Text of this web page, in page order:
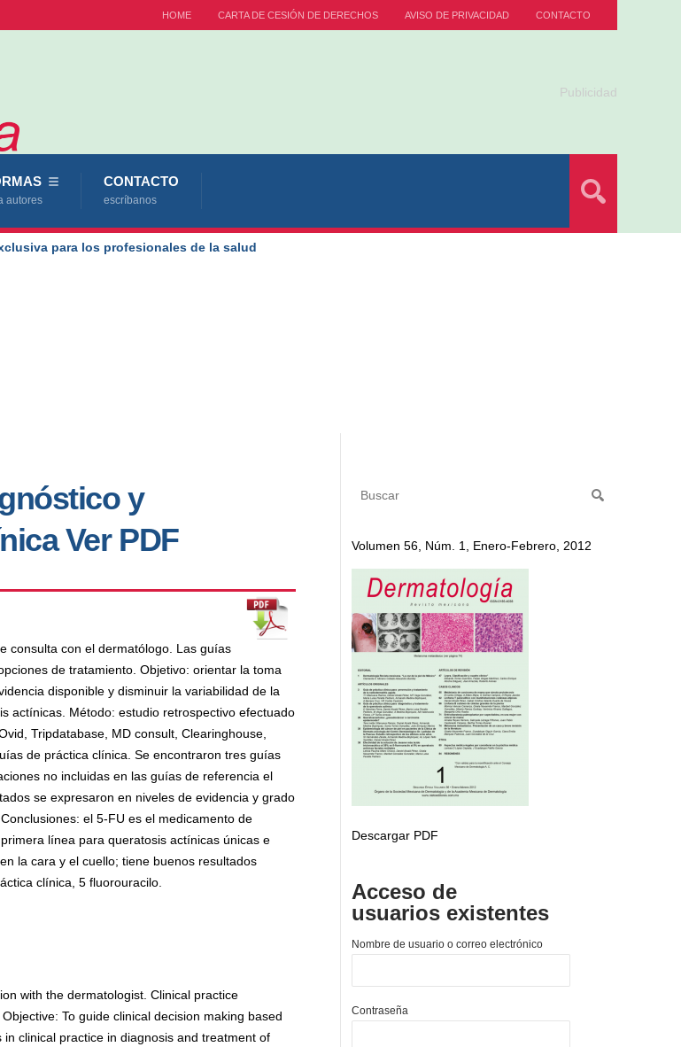
HOME CARTA DE CESIÓN DE DERECHOS AVISO DE PRIVACIDAD CONTACTO
Publicidad
autores
CONTACTO
escríbanos
para los profesionales de la salud
y
Ver PDF
consulta con el dermatólogo. Las guías
de tratamiento. Objetivo: orientar la toma
disponible y disminuir la variabilidad de la
actínicas. Método: estudio retrospectivo efectuado
Tripdatabase, MD consult, Clearinghouse,
de práctica clínica. Se encontraron tres guías
no incluidas en las guías de referencia el
se expresaron en niveles de evidencia y grado
el 5-FU es el medicamento de
línea para queratosis actínicas únicas e
la cara y el cuello; tiene buenos resultados
clínica, 5 fluorouracilo.
with the dermatologist. Clinical practice
To guide clinical decision making based
clinical practice in diagnosis and treatment of
Volumen 56, Núm. 1, Enero-Febrero, 2012
Descargar PDF
Acceso de
usuarios existentes
Nombre de usuario o correo electrónico
Contraseña